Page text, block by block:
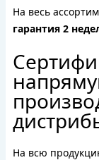
На весь
гарантия 2
На всю